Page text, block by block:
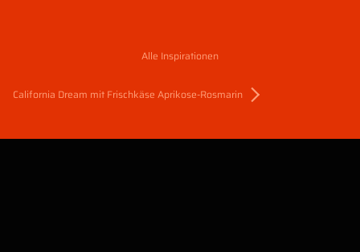
Alle Inspirationen
California Dream mit Frischkäse Aprikose-Rosmarin